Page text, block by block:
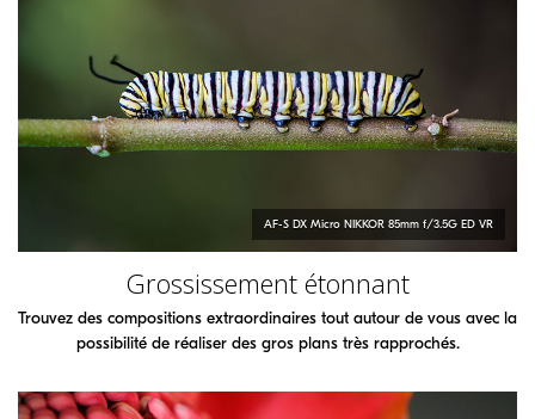
AF-S DX Micro NIKKOR 85mm f/3.5G ED VR
Grossissement étonnant
Trouvez des compositions extraordinaires tout autour de vous avec la
possibilité de réaliser des gros plans très rapprochés.